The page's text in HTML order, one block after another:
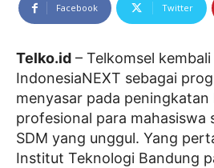
Facebook Twitter
Telko.id – Telkomsel
IndonesiaNEXT sebagai
menyasar pada peningkatan
profesional para mahasiswa
SDM yang unggul. Yang
Institut Teknologi Bandung